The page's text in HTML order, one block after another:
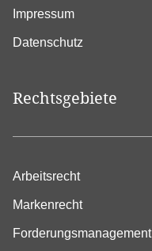
Impressum
Datenschutz
Rechtsgebiete
Arbeitsrecht
Markenrecht
Forderungsmanagement